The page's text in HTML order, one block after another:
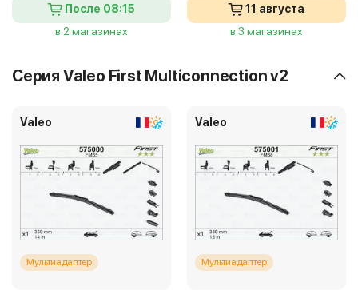
После 08:15
в 2 магазинах
11 августа
в 3 магазинах
Серия Valeo First Multiconnection v2
Valeo
Мультиадаптер
Valeo
Мультиадаптер